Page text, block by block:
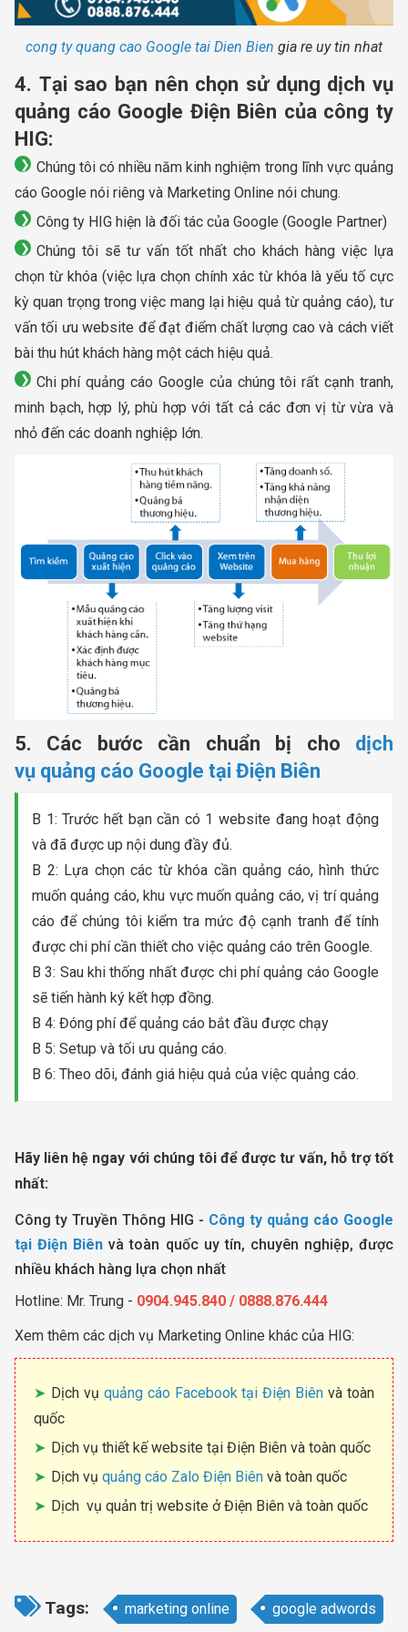
cong ty quang cao Google tai Dien Bien gia re uy tin nhat
4. Tại sao bạn nên chọn sử dụng dịch vụ
quảng cáo Google Điện Biên của công ty
HIG:
Chúng tôi có nhiều năm kinh nghiệm trong lĩnh vực quảng
cáo Google nói riêng và Marketing Online nói chung.
Công ty HIG hiện là đối tác của Google (Google Partner)
Chúng tôi sẽ tư vấn tốt nhất cho khách hàng việc lựa
chọn từ khóa (việc lựa chọn chính xác từ khóa là yếu tố cực
kỳ quan trọng trong việc mang lại hiệu quả từ quảng cáo), tư
vấn tối ưu website để đạt điểm chất lượng cao và cách viết
bài thu hút khách hàng một cách hiệu quả.
Chi phí quảng cáo Google của chúng tôi rất cạnh tranh,
minh bạch, hợp lý, phù hợp với tất cả các đơn vị từ vừa và
nhỏ đến các doanh nghiệp lớn.
5. Các bước cần chuẩn bị cho dịch
vụ quảng cáo Google tại Điện Biên
B 1: Trước hết bạn cần có 1 website đang hoạt động
và đã được up nội dung đầy đủ.
B 2: Lựa chọn các từ khóa cần quảng cáo, hình thức
muốn quảng cáo, khu vực muốn quảng cáo, vị trí quảng
cáo để chúng tôi kiểm tra mức độ cạnh tranh để tính
được chi phí cần thiết cho việc quảng cáo trên Google.
B 3: Sau khi thống nhất được chi phí quảng cáo Google
sẽ tiến hành ký kết hợp đồng.
B 4: Đóng phí để quảng cáo bắt đầu được chạy
B 5: Setup và tối ưu quảng cáo.
B 6: Theo dõi, đánh giá hiệu quả của việc quảng cáo.
Hãy liên hệ ngay với chúng tôi để được tư vấn, hỗ trợ tốt
nhất:
Công ty Truyền Thông HIG - Công ty quảng cáo Google
tại Điện Biên và toàn quốc uy tín, chuyên nghiệp, được
nhiều khách hàng lựa chọn nhất
Hotline: Mr. Trung - 0904.945.840 / 0888.876.444
Xem thêm các dịch vụ Marketing Online khác của HIG:
Dịch vụ quảng cáo Facebook tại Điện Biên và toàn
quốc
Dịch vụ thiết kế website tại Điện Biên và toàn quốc
Dịch vụ quảng cáo Zalo Điện Biên và toàn quốc
Dịch vụ quản trị website ở Điện Biên và toàn quốc
Tags: marketing online google adwords